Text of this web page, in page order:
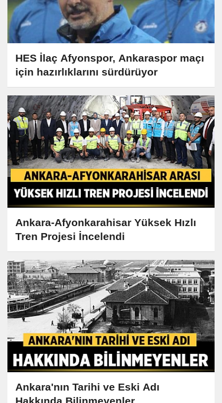
HES İlaç Afyonspor, Ankaraspor maçı
için hazırlıklarını sürdürüyor
Ankara-Afyonkarahisar Yüksek Hızlı
Tren Projesi İncelendi
Ankara'nın Tarihi ve Eski Adı